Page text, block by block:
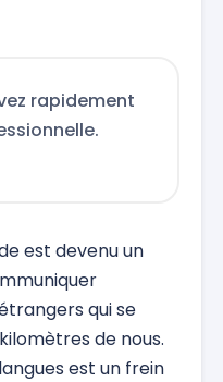
rapidement
est devenu un
qui se
de nous.
est un frein